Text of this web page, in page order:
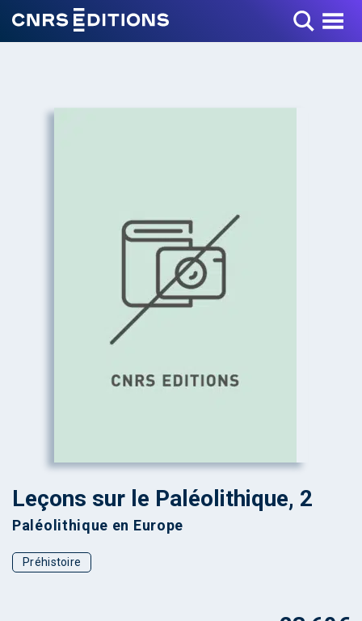
Toggle Menu
Leçons sur le Paléolithique, 2
Paléolithique en Europe
Préhistoire